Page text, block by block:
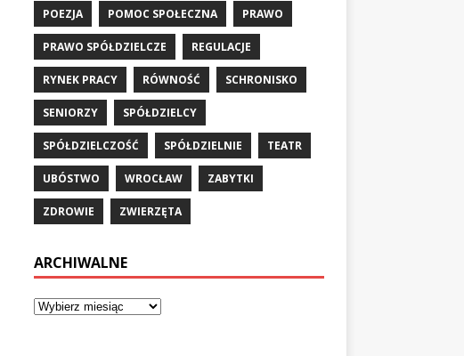
POEZJA POMOC SPOŁECZNA PRAWO
PRAWO SPÓŁDZIELCZE REGULACJE
RYNEK PRACY RÓWNOŚĆ SCHRONISKO
SENIORZY SPÓŁDZIELCY
SPÓŁDZIELCZOŚĆ SPÓŁDZIELNIE TEATR
UBÓSTWO WROCŁAW ZABYTKI
ZDROWIE ZWIERZĘTA
ARCHIWALNE